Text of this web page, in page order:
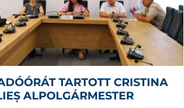
TARTOTT CRISTINA
ALPOLGÁRMESTER